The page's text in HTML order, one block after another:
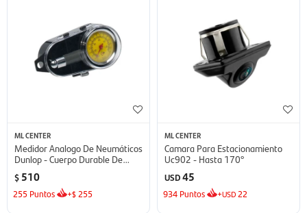
ML CENTER
Medidor Analogo De Neumáticos
Dunlop - Cuerpo Durable De
$ 510
255 Puntos +$ 255
ML CENTER
Camara Para Estacionamiento
Uc902 - Hasta 170°
USD45
934 Puntos +USD 22